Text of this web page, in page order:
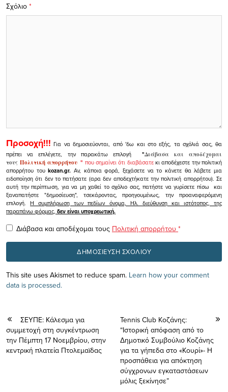
Σχόλιο *
Προσοχή!!! Για να δημοσιεύονται, από 'δω και στο εξής, τα σχόλιά σας, θα
πρέπει να επιλέγετε, την παρακάτω επιλογή
"Διάβασα και αποδέχομαι
τουςΠολιτική απορρήτου" που σημαίνει ότι διαβάσατεκι αποδέχεστε την πολιτική
απορρήτου τουkozan.gr. Αν, κάποια φορά, ξεχάσετε να το κάνετε θα λάβετε μια
ειδοποίηση ότι δεν το πατήσατε (αρα δεν αποδεχτήκατε την πολιτική απορρήτου). Σε
αυτή την περίπτωση, για να μη χαθεί το σχόλιο σας, πατήστε να γυρίσετε πίσω και
ξαναπατήστε "δημοσίευση", τσεκάροντας, προηγουμένως, την προαναφερόμενη
επιλογή.Η συμπλήρωση των πεδίων όνομα, Ηλ. διεύθυνση και ιστότοπος, της
παραπάνω φόρμας, δεν είναι υποχρεωτική.
Διάβασα και αποδέχομαι τους Πολιτική απορρήτου *
This site uses Akismet to reduce spam. Learn how your comment
data is processed.
ΣΕΥΠΕ: Κάλεσμα για
συμμετοχή στη συγκέντρωση
την Πέμπτη 17 Νοεμβρίου, στην
κεντρική πλατεία Πτολεμαϊδας
Tennis Club Κοζάνης:
“Ιστορική απόφαση από το
Δημοτικό Συμβούλιο Κοζάνης
για τα γήπεδα στο «Κουρί»- Η
προσπάθεια για απόκτηση
σύγχρονων εγκαταστάσεων
μόλις ξεκίνησε”